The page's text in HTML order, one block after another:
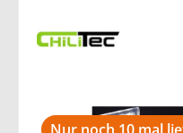
Nur noch 10 mal